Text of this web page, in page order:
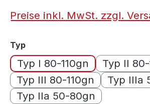
Preise inkl. MwSt. zzgl.
Typauswählen
Typ I 80-110gn
Typ II 80-
Typ III 80-110gn
Typ IIIa
Typ IIa 50-80gn